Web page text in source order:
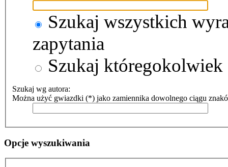
Szukaj wszystkich
zapytania
Szukaj któregokolwiek
Szukaj wg autora:
Można użyć gwiazdki (*) jako zamiennika dowolnego ciągu
Opcje wyszukiwania